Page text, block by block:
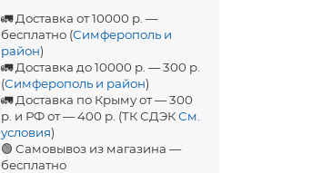
🚛 Доставка от 10000 р. —
бесплатно (Симферополь и
район)
🚛 Доставка до 10000 р. — 300 р.
(Симферополь и район)
🚛 Доставка по Крыму от — 300
р. и РФ от — 400 р. (ТК СДЭКСм.
условия)
🟢 Самовывоз из магазина —
бесплатно